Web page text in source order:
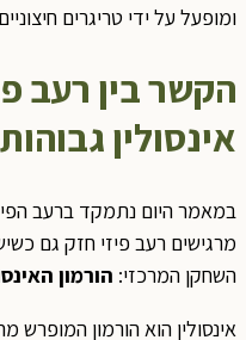
ומופעל על ידי טריגרים
הקשר בין רעב
אינסולין גבוהות
במאמר היום נתמקד ברעב
מרגישים רעב פיזי חזק גם
השחקן המרכזי: הורמון
אינסולין הוא הורמון